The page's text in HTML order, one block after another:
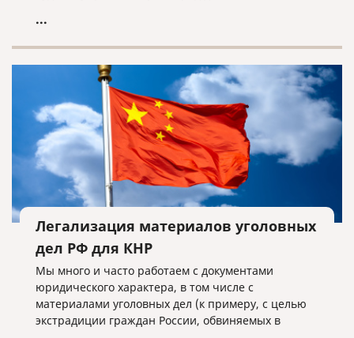
...
Легализация материалов уголовных
дел РФ для КНР
Мы много и часто работаем с документами
юридического характера, в том числе с
материалами уголовных дел (к примеру, с целью
экстрадиции граждан России, обвиняемых в